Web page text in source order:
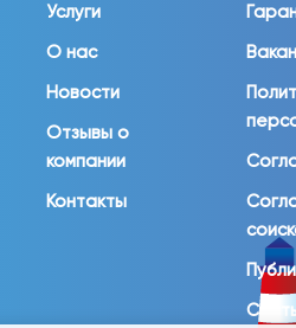
Услуги
О нас
Новости
Отзывы о
компании
Контакты